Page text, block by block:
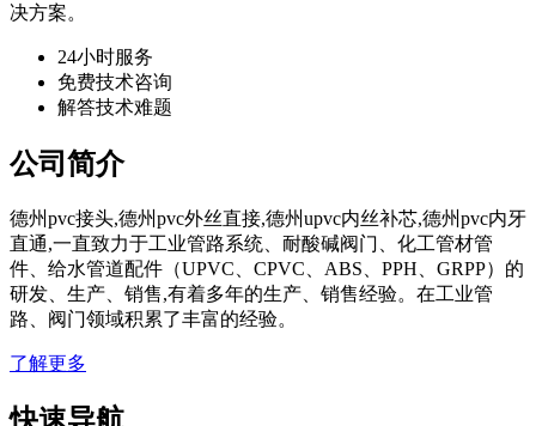
决方案。
24小时服务
免费技术咨询
解答技术难题
公司简介
德州pvc接头,德州pvc外丝直接,德州upvc内丝补芯,德州pvc内牙
直通,一直致力于工业管路系统、耐酸碱阀门、化工管材管
件、给水管道配件（UPVC、CPVC、ABS、PPH、GRPP）的
研发、生产、销售,有着多年的生产、销售经验。在工业管
路、阀门领域积累了丰富的经验。
了解更多